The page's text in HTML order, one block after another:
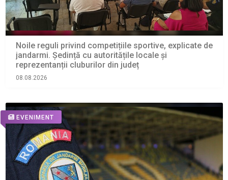
Noile reguli privind competițiile sportive, explicate de
jandarmi. Ședință cu autoritățile locale și
reprezentanții cluburilor din județ
08.08.2026
EVENIMENT